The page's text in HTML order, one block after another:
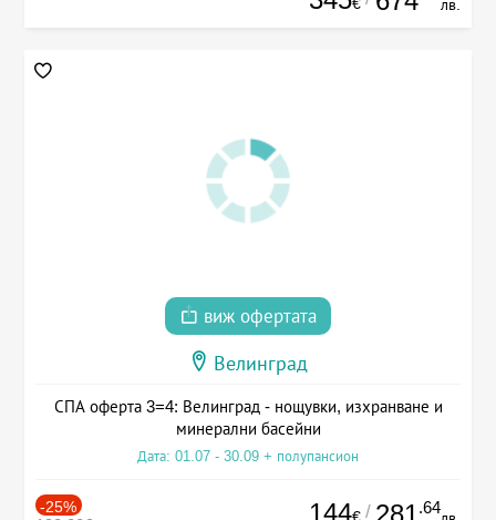
€ лв.
виж офертата
Велинград
СПА оферта 3=4: Велинград - нощувки, изхранване и
минерални басейни
Дата: 01.07 - 30.09 + полупансион
-25% 144 / 281 .64